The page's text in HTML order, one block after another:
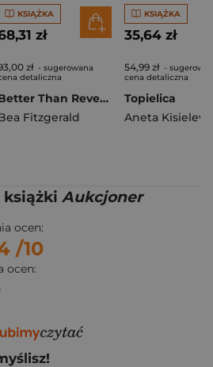
KSIĄŻKA
zł
zł - sugerowana
detaliczna
Better Than Revenge
Fitzgerald
KSIĄŻKA
35,64 zł
54,99 zł -
cena detaliczna
Topielica
Aneta
książki Aukcjoner
ocen:
/10
ocen: